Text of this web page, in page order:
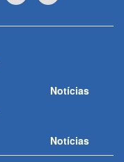
Notícias
Notícias